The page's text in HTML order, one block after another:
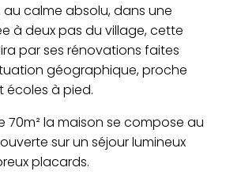
au calme absolu, dans une
à deux pas du village, cette
par ses rénovations faites
géographique, proche
écoles à pied.
70m² la maison se compose au
sur un séjour lumineux
placards.